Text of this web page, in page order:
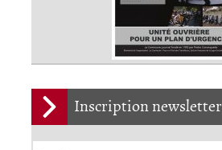
Inscription newsletter